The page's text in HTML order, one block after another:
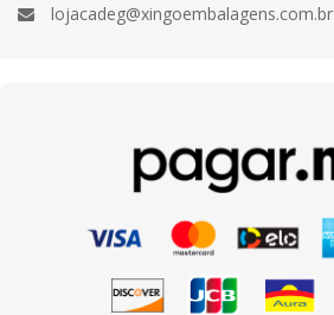
lojacadeg@xingoembalagens.com.br